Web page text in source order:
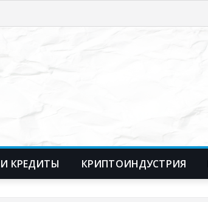
КРЕДИТЫ КРИПТОИНДУСТРИЯ